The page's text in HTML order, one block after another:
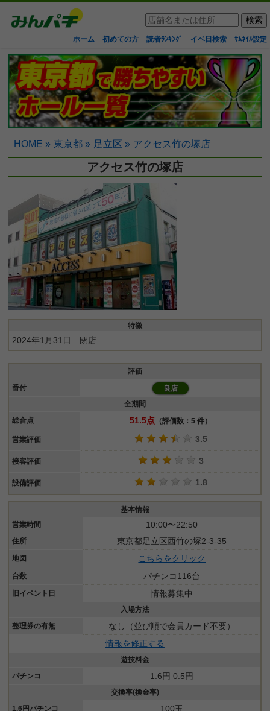
ホーム 初めての方 読者ﾗﾝｷﾝｸﾞ イベ日検索 ｻﾑﾈｲﾙ設定
HOME » 東京都 » 足立区 » アクセス竹の塚店
アクセス竹の塚店
特徴
2024年1月31日 閉店
評価
番付
良店
全期間
総合点
51.5点 （評価数：5 件）
営業評価 3.5
接客評価 3
設備評価 1.8
基本情報
営業時間
10:00〜22:50
住所 東京都足立区西竹の塚2-3-35
地図 こちらをクリック
台数 パチンコ116台
旧イベント日 情報募集中
入場方法
整理券の有無
なし（並び順で会員カード不要）
情報を修正する
遊技料金
パチンコ
1.6円 0.5円
交換率(換金率)
1.6円パチンコ
100玉